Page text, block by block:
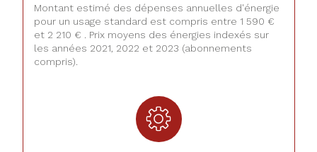
Montant estimé des dépenses annuelles d'énergie
pour un usage standard est compris entre 1 590 €
et 2 210 € . Prix moyens des énergies indexés sur
les années 2021, 2022 et 2023 (abonnements
compris).